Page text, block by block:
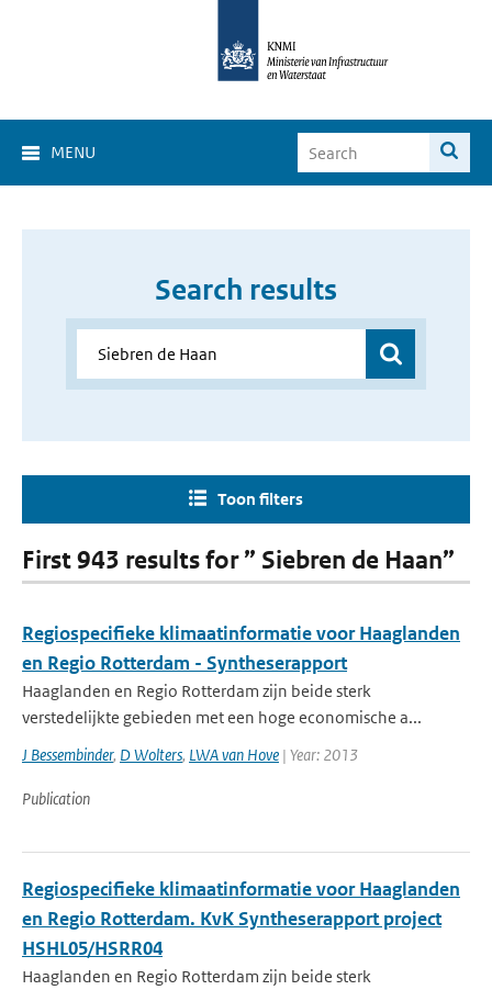
MENU
Search results
Toon filters
First 943 results for ” Siebren de Haan”
Regiospecifieke klimaatinformatie voor Haaglanden
en Regio Rotterdam - Syntheserapport
Haaglanden en Regio Rotterdam zijn beide sterk
verstedelijkte gebieden met een hoge economische a...
J Bessembinder, D Wolters, LWA van Hove | Year: 2013
Publication
Regiospecifieke klimaatinformatie voor Haaglanden
en Regio Rotterdam. KvK Syntheserapport project
HSHL05/HSRR04
Haaglanden en Regio Rotterdam zijn beide sterk